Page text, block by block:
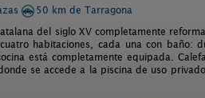
50 km de Tarragona
del siglo XV completamente
habitaciones, cada una con baño:
está completamente equipada.
se accede a la piscina de uso